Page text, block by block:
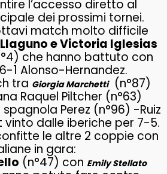
l’accesso diretto al
dei prossimi tornei.
match molto difficile
e Victoria Iglesias
che hanno battuto con
1 Alonso-Hernandez.
tra Giorgia Marchetti(n°87)
Raquel Piltcher (n°63)
Perez (n°96) -Ruiz
vinto dalle iberiche per 7-5.
le altre 2 coppie con
in gara:
(n°47) con Emily Stellato